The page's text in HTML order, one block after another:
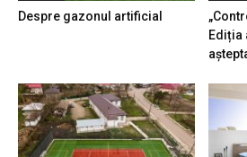
Despre gazonul artificial
Ediția